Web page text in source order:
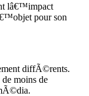
lâ€™impact
pour son
diffÃ©rents.
moins de